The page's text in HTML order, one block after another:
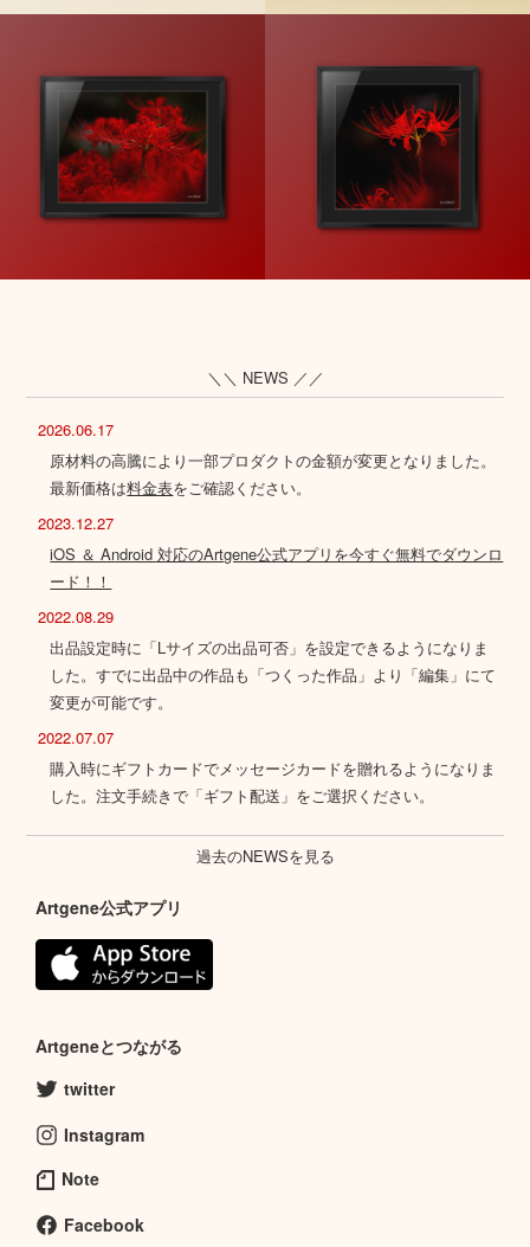
＼＼ NEWS ／／
2026.06.17
原材料の高騰により一部プロダクトの金額が変更となりました。
最新価格は料金表をご確認ください。
2023.12.27
iOS ＆ Android 対応のArtgene公式アプリを今すぐ無料でダウンロ
ード！！
2022.08.29
出品設定時に「Lサイズの出品可否」を設定できるようになりま
した。すでに出品中の作品も「つくった作品」より「編集」にて
変更が可能です。
2022.07.07
購入時にギフトカードでメッセージカードを贈れるようになりま
した。注文手続きで「ギフト配送」をご選択ください。
過去のNEWSを見る
Artgene公式アプリ
Artgeneとつながる
twitter
Instagram
Note
Facebook